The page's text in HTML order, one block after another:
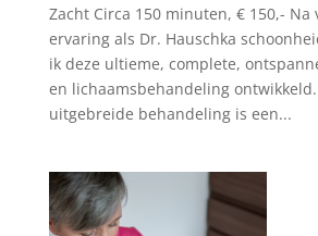
Zacht Circa 150 minuten, € 150,- Na
ervaring als Dr. Hauschka
ik deze ultieme, complete,
en lichaamsbehandeling ontwikkeld.
uitgebreide behandeling is een...